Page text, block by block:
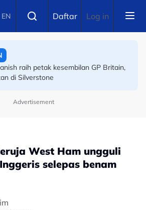
EN Daftar Log in
Malaysia raih emas pertama
raih petak kesembilan GP Britain,
di Silverstone
Advertisement
West Ham ungguli
selepas benam